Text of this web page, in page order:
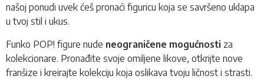
našoj ponudi uvek ćeš pronaći figuricu koja se savršeno uklapa
u tvoj stil i ukus.
Funko POP! figure nude neograničene mogućnosti za
kolekcionare. Pronađite svoje omiljene likove, otkrijte nove
franšize i kreirajte kolekciju koja oslikava tvoju ličnost i strasti.